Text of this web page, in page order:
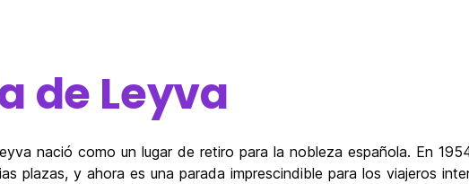
de Leyva
nació como un lugar de retiro para la nobleza española. En
plazas, y ahora es una parada imprescindible para los viajeros